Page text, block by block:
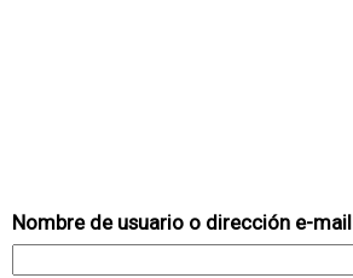
Nombre de usuario o dirección e-mail